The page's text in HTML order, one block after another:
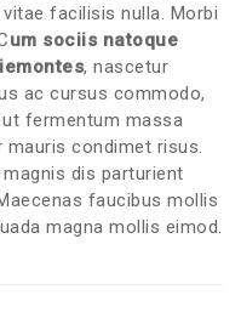
facilisis nulla. Morbi
um sociis natoque
, nascetur
ac cursus commodo,
fermentum massa
condimet risus.
dis parturient
faucibus mollis
magna mollis eimod.